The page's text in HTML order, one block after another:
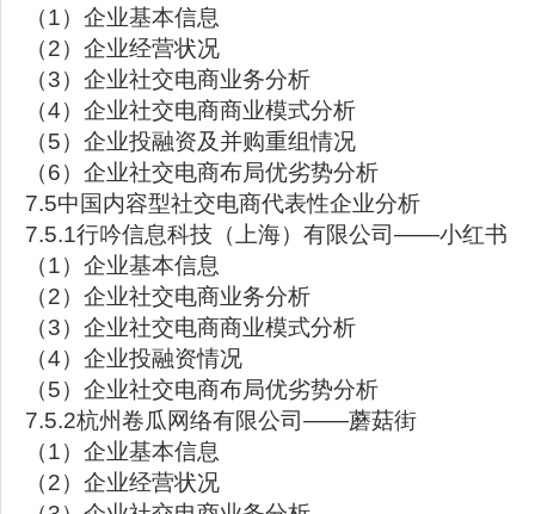
（1）企业基本信息
（2）企业经营状况
（3）企业社交电商业务分析
（4）企业社交电商商业模式分析
（5）企业投融资及并购重组情况
（6）企业社交电商布局优劣势分析
7.5中国内容型社交电商代表性企业分析
7.5.1行吟信息科技（上海）有限公司——小红书
（1）企业基本信息
（2）企业社交电商业务分析
（3）企业社交电商商业模式分析
（4）企业投融资情况
（5）企业社交电商布局优劣势分析
7.5.2杭州卷瓜网络有限公司——蘑菇街
（1）企业基本信息
（2）企业经营状况